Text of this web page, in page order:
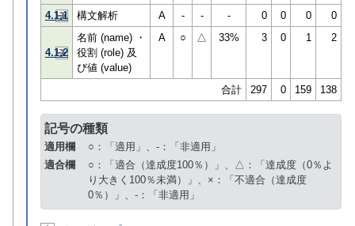
4.1.1 構文解析 A - - - 0 0 0 0
4.1.2
名前 (name) ・
役割 (role) 及
び値 (value)
A ○ △ 33% 3 0 1 2
合計 297 0 159 138
記号の種類
適用欄
○：「適用」、-：「非適用」
適合欄
○：「適合（達成度100％）」、△：「達成度（0％よ
り大きく100％未満）」、×：「不適合（達成度
0％）」、-：「非適用」